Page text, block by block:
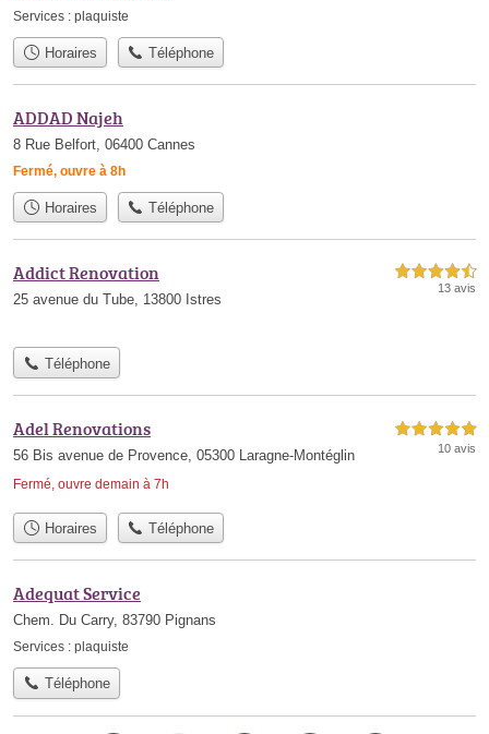
Services : plaquiste
Horaires Téléphone
ADDAD Najeh
8 Rue Belfort, 06400 Cannes
Fermé, ouvre à 8h
Horaires Téléphone
Addict Renovation
25 avenue du Tube, 13800 Istres
4,5 étoiles sur 5
13 avis
Téléphone
Adel Renovations
56 Bis avenue de Provence, 05300 Laragne-Montéglin
Fermé, ouvre demain à 7h
5,0 étoiles sur 5
10 avis
Horaires Téléphone
Adequat Service
Chem. Du Carry, 83790 Pignans
Services : plaquiste
Téléphone